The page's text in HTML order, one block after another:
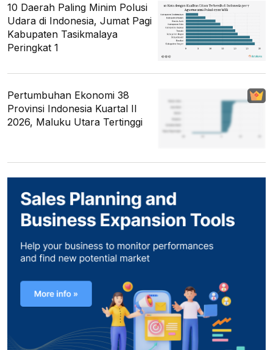
10 Daerah Paling Minim Polusi
Udara di Indonesia, Jumat Pagi
Kabupaten Tasikmalaya
Peringkat 1
Pertumbuhan Ekonomi 38
Provinsi Indonesia Kuartal II
2026, Maluku Utara Tertinggi